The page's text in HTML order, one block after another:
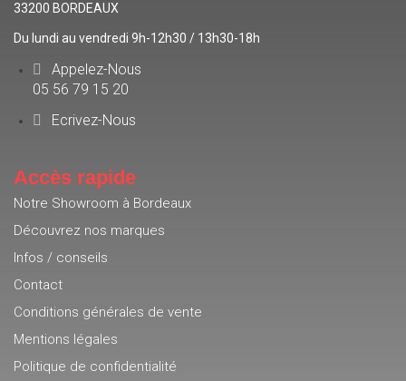
33200 BORDEAUX
Du lundi au vendredi 9h-12h30 / 13h30-18h
Appelez-Nous
05 56 79 15 20
Ecrivez-Nous
Accès rapide
Notre Showroom à Bordeaux
Découvrez nos marques
Infos / conseils
Contact
Conditions générales de vente
Mentions légales
Politique de confidentialité